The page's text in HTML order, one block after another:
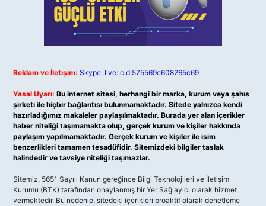
Reklam ve İletişim: Skype: live:.cid.575569c608265c69
Yasal Uyarı: Bu internet sitesi, herhangi bir marka, kurum veya şahıs
şirketi ile hiçbir bağlantısı bulunmamaktadır. Sitede yalnızca kendi
hazırladığımız makaleler paylaşılmaktadır. Burada yer alan içerikler
haber niteliği taşımamakta olup, gerçek kurum ve kişiler hakkında
paylaşım yapılmamaktadır. Gerçek kurum ve kişiler ile isim
benzerlikleri tamamen tesadüfidir. Sitemizdeki bilgiler taslak
halindedir ve tavsiye niteliği taşımazlar.
Sitemiz, 5651 Sayılı Kanun gereğince Bilgi Teknolojileri ve İletişim
Kurumu (BTK) tarafından onaylanmış bir Yer Sağlayıcı olarak hizmet
vermektedir. Bu nedenle, sitedeki içerikleri proaktif olarak denetleme